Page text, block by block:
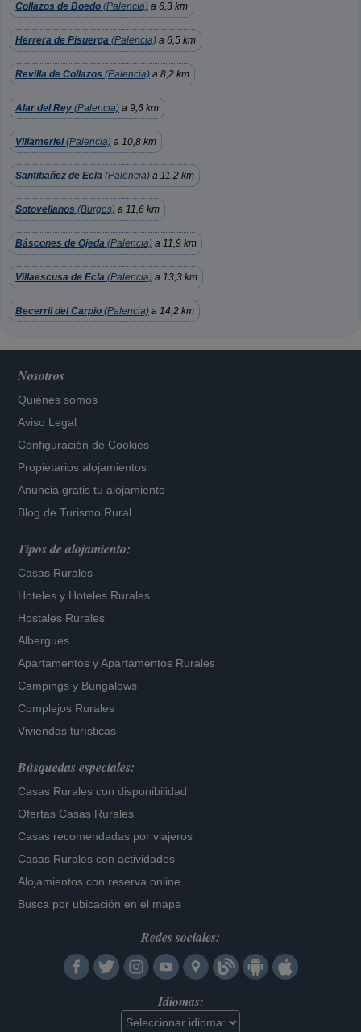
Collazos de Boedo (Palencia) a 6,3 km
Herrera de Pisuerga (Palencia) a 6,5 km
Revilla de Collazos (Palencia) a 8,2 km
Alar del Rey (Palencia) a 9,6 km
Villameriel(Palencia) a 10,8 km
Santibañez de Ecla (Palencia) a 11,2 km
Sotovellanos (Burgos) a 11,6 km
Báscones de Ojeda (Palencia) a 11,9 km
Villaescusa de Ecla (Palencia) a 13,3 km
Becerril del Carpio (Palencia) a 14,2 km
Nosotros
Quiénes somos
Aviso Legal
Configuración de Cookies
Propietarios alojamientos
Anuncia gratis tu alojamiento
Blog de Turismo Rural
Tipos de alojamiento:
Casas Rurales
Hoteles y Hoteles Rurales
Hostales Rurales
Albergues
Apartamentos yApartamentos Rurales
Campings y Bungalows
Complejos Rurales
Viviendas turísticas
Búsquedas especiales:
Casas Rurales con disponibilidad
Ofertas Casas Rurales
Casas recomendadas por viajeros
Casas Rurales con actividades
Alojamientos con reserva online
Busca por ubicación en el mapa
Redes sociales:
Idiomas: